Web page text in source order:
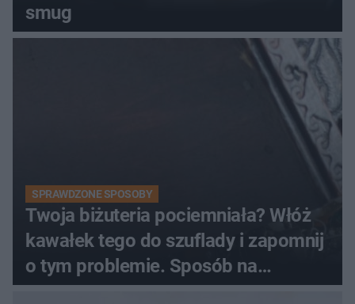
smug
SPRAWDZONE SPOSOBY
Twoja biżuteria pociemniała? Włóż
kawałek tego do szuflady i zapomnij
o tym problemie. Sposób na
pociemniałą biżuterię